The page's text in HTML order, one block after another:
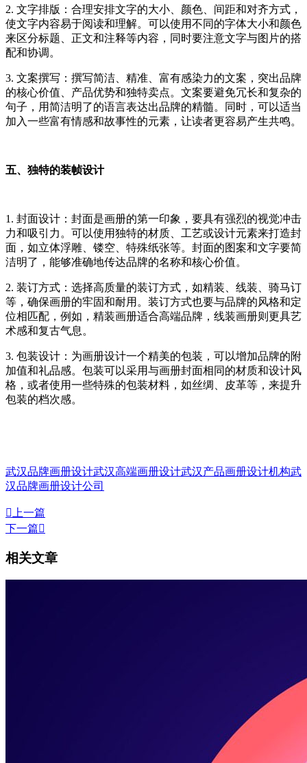
2. 文字排版：合理安排文字的大小、颜色、间距和对齐方式，
使文字内容易于阅读和理解。可以使用不同的字体大小和颜色
来区分标题、正文和注释等内容，同时要注意文字与图片的搭
配和协调。
3. 文案撰写：撰写简洁、精准、富有感染力的文案，突出品牌
的核心价值、产品优势和独特卖点。文案要避免冗长和复杂的
句子，用简洁明了的语言表达出品牌的精髓。同时，可以适当
加入一些富有情感和故事性的元素，让读者更容易产生共鸣。
五、独特的装帧设计
1. 封面设计：封面是画册的第一印象，要具有强烈的视觉冲击
力和吸引力。可以使用独特的材质、工艺或设计元素来打造封
面，如立体浮雕、镂空、特殊纸张等。封面的图案和文字要简
洁明了，能够准确地传达品牌的名称和核心价值。
2. 装订方式：选择高质量的装订方式，如精装、线装、骑马订
等，确保画册的牢固和耐用。装订方式也要与品牌的风格和定
位相匹配，例如，精装画册适合高端品牌，线装画册则更具艺
术感和复古气息。
3. 包装设计：为画册设计一个精美的包装，可以增加品牌的附
加值和礼品感。包装可以采用与画册封面相同的材质和设计风
格，或者使用一些特殊的包装材料，如丝绸、皮革等，来提升
包装的档次感。
武汉品牌画册设计武汉高端画册设计武汉产品画册设计机构武
汉品牌画册设计公司
 上一篇
下一篇
相关文章